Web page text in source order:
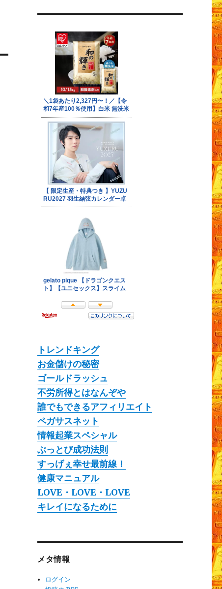
トレンドキング
お金儲けの秘密
ゴールドラッシュ
不労所得とはなんぞや
誰でもできるアフィリエイト
ペガサスネット
情報起業スペシャル
ぶっとび成功法則
すっげぇ幸せ最前線！
健康マニュアル
LOVE・LOVE・LOVE
キレイになるために
メタ情報
ログイン